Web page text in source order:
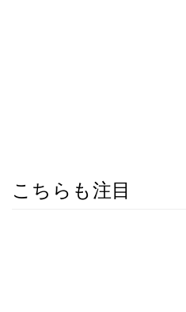
こちらも注目